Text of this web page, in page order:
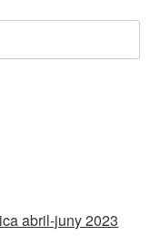
abril-juny 2023